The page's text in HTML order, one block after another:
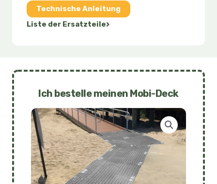
Technische Anleitung
Liste der Ersatzteile
Ich bestelle meinen Mobi-Deck